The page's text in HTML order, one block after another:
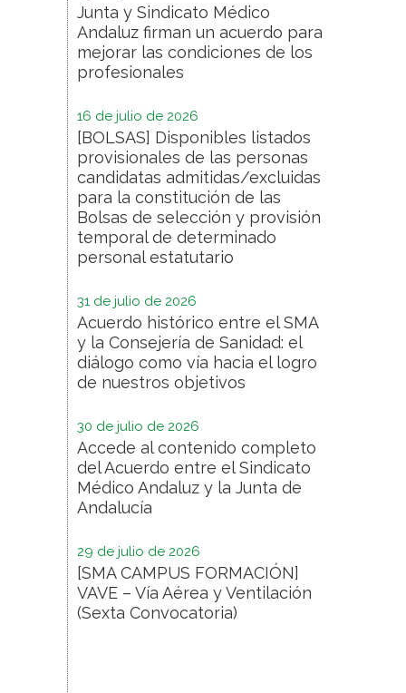
Junta y Sindicato Médico
Andaluz firman un acuerdo para
mejorar las condiciones de los
profesionales
16 de julio de 2026
[BOLSAS] Disponibles listados
provisionales de las personas
candidatas admitidas/excluidas
para la constitución de las
Bolsas de selección y provisión
temporal de determinado
personal estatutario
31 de julio de 2026
Acuerdo histórico entre el SMA
y la Consejería de Sanidad: el
diálogo como vía hacia el logro
de nuestros objetivos
30 de julio de 2026
Accede al contenido completo
del Acuerdo entre el Sindicato
Médico Andaluz y la Junta de
Andalucía
29 de julio de 2026
[SMA CAMPUS FORMACIÓN]
VAVE – Vía Aérea y Ventilación
(Sexta Convocatoria)